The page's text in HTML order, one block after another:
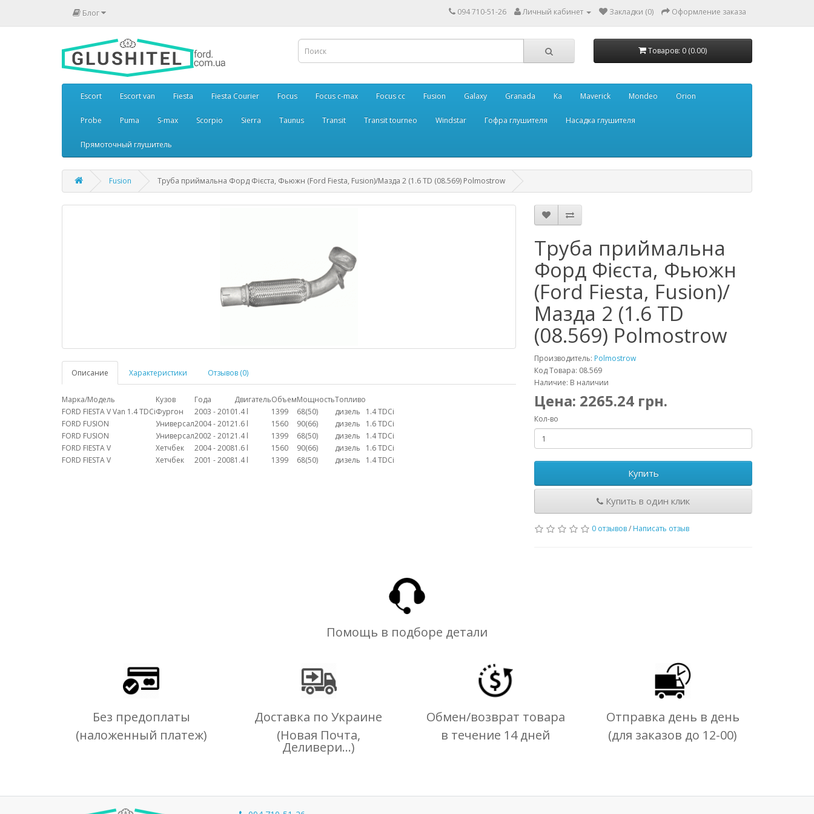
Блог 094 710-51-26 Личный кабинет Закладки (0) Оформление заказа
Товаров: 0 (0.00)
Escort Escort van Fiesta Fiesta Courier Focus Focus c-max Focus cc Fusion Galaxy Granada Ka Maverick Mondeo Orion
Probe Puma S-max Scorpio Sierra Taunus Transit Transit tourneo Windstar Гофра глушителя Насадка глушителя
Прямоточный глушитель
Fusion Труба приймальна Форд Фієста, Фьюжн (Ford Fiesta, Fusion)/Мазда 2 (1.6 TD (08.569) Polmostrow
Описание Характеристики Отзывов (0)
Марка/Модель Кузов Года ДвигательОбъемМощностьТопливо
FORD FIESTA V Van 1.4 TDCiФургон 2003 - 20101.4 l 1399 68(50) дизель
1.4 TDCi
FORD FUSION
Универсал2004 - 20121.6 l 1560 90(66) дизель
1.6 TDCi
FORD FUSION
Универсал2002 - 20121.4 l 1399 68(50) дизель
1.4 TDCi
FORD FIESTA V
Хетчбек 2004 - 20081.6 l 1560 90(66) дизель
1.6 TDCi
FORD FIESTA V
Хетчбек 2001 - 20081.4 l 1399 68(50) дизель 1.4 TDCi
Труба приймальна
Форд Фієста, Фьюжн
(Ford Fiesta, Fusion)/
Мазда 2 (1.6 TD
(08.569) Polmostrow
Производитель: Polmostrow
Код Товара: 08.569
Наличие: В наличии
Цена: 2265.24 грн.
Кол-во
Купить
Купить в один клик
0 отзывов/ Написать отзыв
Помощь в подборе детали
Без предоплаты
(наложенный платеж)
Доставка по Украине
(Новая Почта,
Деливери...)
Обмен/возврат товара
в течение 14 дней
Отправка день в день
(для заказов до 12-00)